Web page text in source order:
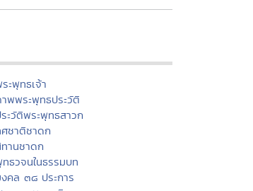
ะพุทธเจ้า
พพระพุทธประวัติ
ะวัติพระพุทธสาวก
ชาติชาดก
านชาดก
ธวจนในธรรมบท
คล ๓๘ ประการ